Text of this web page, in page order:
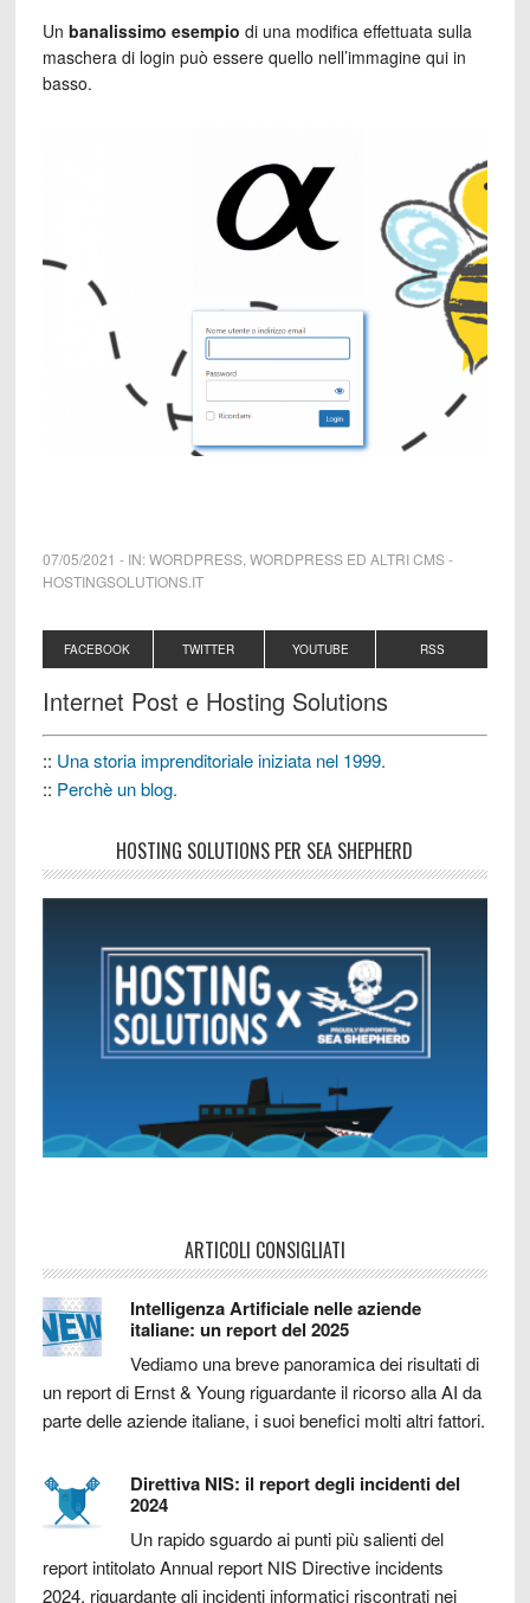
Un banalissimo esempio di una modifica effettuata sulla
maschera di login può essere quello nell’immagine qui in
basso.
07/05/2021 - IN:WORDPRESS, WORDPRESS ED ALTRI CMS-
HOSTINGSOLUTIONS.IT
FACEBOOK TWITTER YOUTUBE RSS
Internet Post e Hosting Solutions
:: Una storia imprenditoriale iniziata nel 1999.
:: Perchè un blog.
HOSTING SOLUTIONS PER SEA SHEPHERD
ARTICOLI CONSIGLIATI
Intelligenza Artificiale nelle aziende
italiane: un report del 2025
Vediamo una breve panoramica dei risultati di
un report di Ernst & Young riguardante il ricorso alla AI da
parte delle aziende italiane, i suoi benefici molti altri fattori.
Direttiva NIS: il report degli incidenti del
2024
Un rapido sguardo ai punti più salienti del
report intitolato Annual report NIS Directive incidents
2024, riguardante gli incidenti informatici riscontrati nei